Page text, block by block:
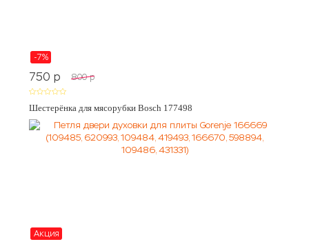
-7%
750 p 800 p
Шестерёнка для мясорубки Bosch 177498
Акция